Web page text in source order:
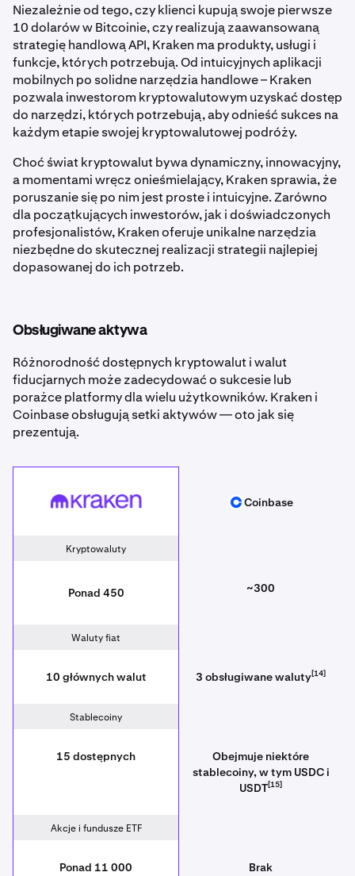
Niezależnie od tego, czy klienci kupują swoje pierwsze
10 dolarów w Bitcoinie, czy realizują zaawansowaną
strategię handlową API, Kraken ma produkty, usługi i
funkcje, których potrzebują. Od intuicyjnych aplikacji
mobilnych po solidne narzędzia handlowe – Kraken
pozwala inwestorom kryptowalutowym uzyskać dostęp
do narzędzi, których potrzebują, aby odnieść sukces na
każdym etapie swojej kryptowalutowej podróży.
Choć świat kryptowalut bywa dynamiczny, innowacyjny,
a momentami wręcz onieśmielający, Kraken sprawia, że
poruszanie się po nim jest proste i intuicyjne. Zarówno
dla początkujących inwestorów, jak i doświadczonych
profesjonalistów, Kraken oferuje unikalne narzędzia
niezbędne do skutecznej realizacji strategii najlepiej
dopasowanej do ich potrzeb.
Obsługiwane aktywa
Różnorodność dostępnych kryptowalut i walut
fiducjarnych może zadecydować o sukcesie lub
porażce platformy dla wielu użytkowników. Kraken i
Coinbase obsługują setki aktywów — oto jak się
prezentują.
Kraken Coinbase
Coinbase
Kryptowaluty
Ponad 450 ~300
Waluty fiat
10 głównych walut 3 obsługiwane waluty[14]
Stablecoiny
15 dostępnych
Obejmuje niektóre
stablecoiny, w tym USDC i
USDT[15]
Akcje i fundusze ETF
Ponad 11 000 Brak